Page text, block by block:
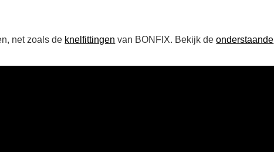
net zoals de knelfittingen van BONFIX. Bekijk deonderstaande